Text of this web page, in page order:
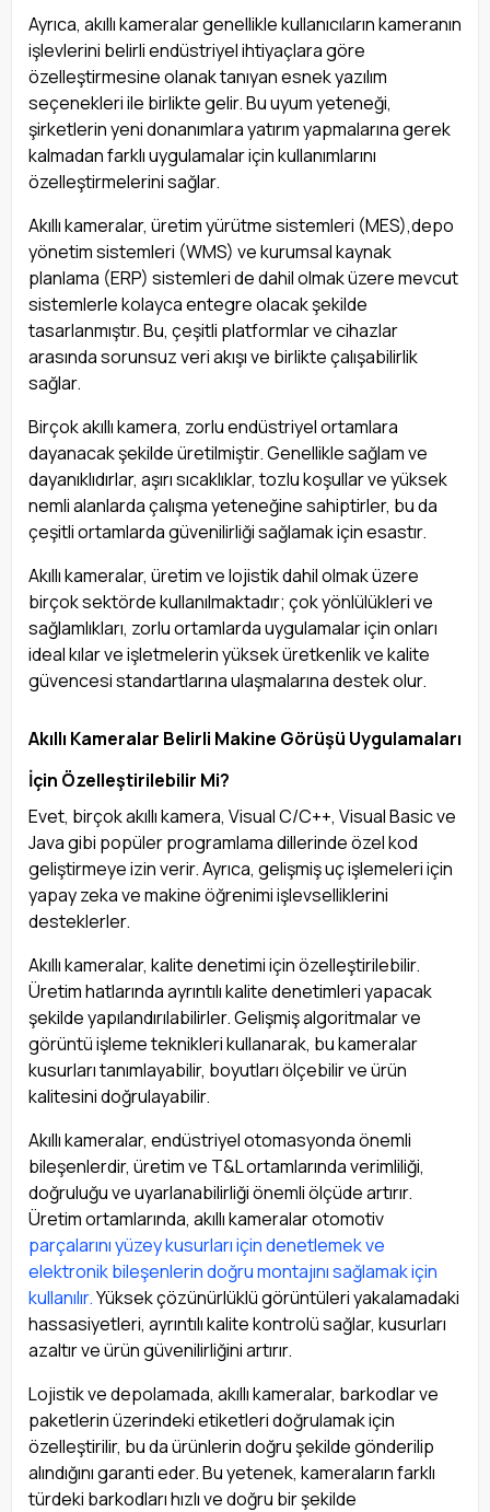
Ayrıca, akıllı kameralar genellikle kullanıcıların kameranın
işlevlerini belirli endüstriyel ihtiyaçlara göre
özelleştirmesine olanak tanıyan esnek yazılım
seçenekleri ile birlikte gelir. Bu uyum yeteneği,
şirketlerin yeni donanımlara yatırım yapmalarına gerek
kalmadan farklı uygulamalar için kullanımlarını
özelleştirmelerini sağlar.
Akıllı kameralar, üretim yürütme sistemleri (MES),depo
yönetim sistemleri (WMS) ve kurumsal kaynak
planlama (ERP) sistemleri de dahil olmak üzere mevcut
sistemlerle kolayca entegre olacak şekilde
tasarlanmıştır. Bu, çeşitli platformlar ve cihazlar
arasında sorunsuz veri akışı ve birlikte çalışabilirlik
sağlar.
Birçok akıllı kamera, zorlu endüstriyel ortamlara
dayanacak şekilde üretilmiştir. Genellikle sağlam ve
dayanıklıdırlar, aşırı sıcaklıklar, tozlu koşullar ve yüksek
nemli alanlarda çalışma yeteneğine sahiptirler, bu da
çeşitli ortamlarda güvenilirliği sağlamak için esastır.
Akıllı kameralar, üretim ve lojistik dahil olmak üzere
birçok sektörde kullanılmaktadır; çok yönlülükleri ve
sağlamlıkları, zorlu ortamlarda uygulamalar için onları
ideal kılar ve işletmelerin yüksek üretkenlik ve kalite
güvencesi standartlarına ulaşmalarına destek olur.
Akıllı Kameralar Belirli Makine Görüşü Uygulamaları
İçin Özelleştirilebilir Mi?
Evet, birçok akıllı kamera, Visual C/C++, Visual Basic ve
Java gibi popüler programlama dillerinde özel kod
geliştirmeye izin verir. Ayrıca, gelişmiş uç işlemeleri için
yapay zeka ve makine öğrenimi işlevselliklerini
desteklerler.
Akıllı kameralar, kalite denetimi için özelleştirilebilir.
Üretim hatlarında ayrıntılı kalite denetimleri yapacak
şekilde yapılandırılabilirler. Gelişmiş algoritmalar ve
görüntü işleme teknikleri kullanarak, bu kameralar
kusurları tanımlayabilir, boyutları ölçebilir ve ürün
kalitesini doğrulayabilir.
Akıllı kameralar, endüstriyel otomasyonda önemli
bileşenlerdir, üretim ve T&L ortamlarında verimliliği,
doğruluğu ve uyarlanabilirliği önemli ölçüde artırır.
Üretim ortamlarında, akıllı kameralar otomotiv
parçalarını yüzey kusurları için denetlemek ve
elektronik bileşenlerin doğru montajını sağlamak için
kullanılır.Yüksek çözünürlüklü görüntüleri yakalamadaki
hassasiyetleri, ayrıntılı kalite kontrolü sağlar, kusurları
azaltır ve ürün güvenilirliğini artırır.
Lojistik ve depolamada, akıllı kameralar, barkodlar ve
paketlerin üzerindeki etiketleri doğrulamak için
özelleştirilir, bu da ürünlerin doğru şekilde gönderilip
alındığını garanti eder. Bu yetenek, kameraların farklı
türdeki barkodları hızlı ve doğru bir şekilde